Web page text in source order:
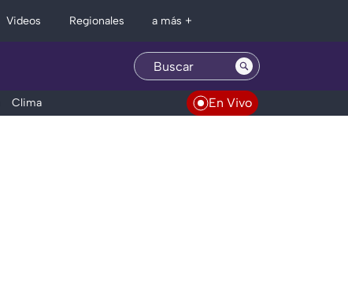
Videos Regionales a más +
Clima En Vivo